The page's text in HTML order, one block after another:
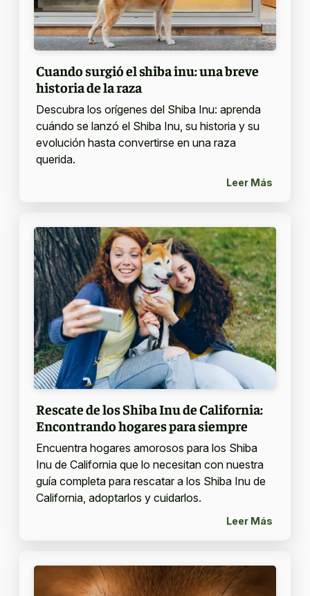
Cuando surgió el shiba inu: una breve
historia de la raza
Descubra los orígenes del Shiba Inu: aprenda
cuándo se lanzó el Shiba Inu, su historia y su
evolución hasta convertirse en una raza
querida.
Leer Más
Rescate de los Shiba Inu de California:
Encontrando hogares para siempre
Encuentra hogares amorosos para los Shiba
Inu de California que lo necesitan con nuestra
guía completa para rescatar a los Shiba Inu de
California, adoptarlos y cuidarlos.
Leer Más